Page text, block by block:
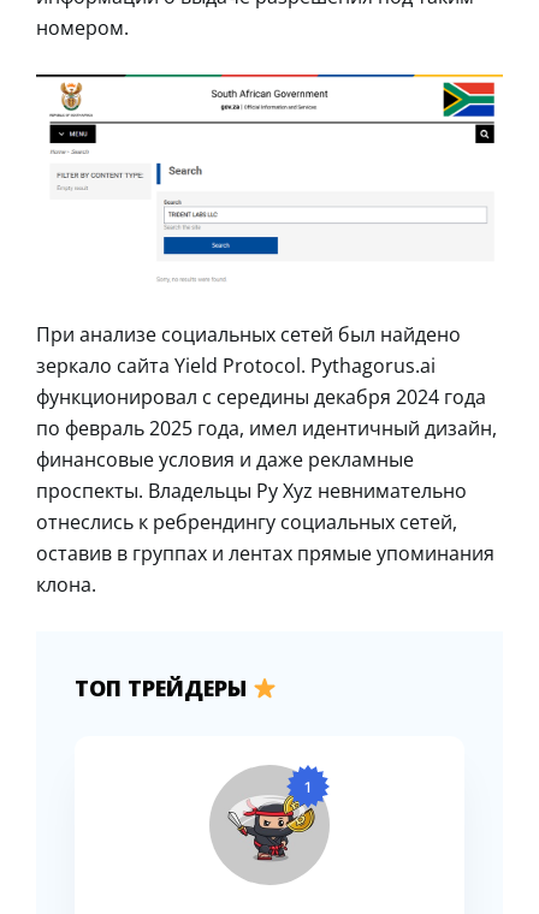
номером.
При анализе социальных сетей был найдено
зеркало сайта Yield Protocol. Pythagorus.ai
функционировал с середины декабря 2024 года
по февраль 2025 года, имел идентичный дизайн,
финансовые условия и даже рекламные
проспекты. Владельцы Py Xyz невнимательно
отнеслись к ребрендингу социальных сетей,
оставив в группах и лентах прямые упоминания
клона.
ТОП ТРЕЙДЕРЫ
1